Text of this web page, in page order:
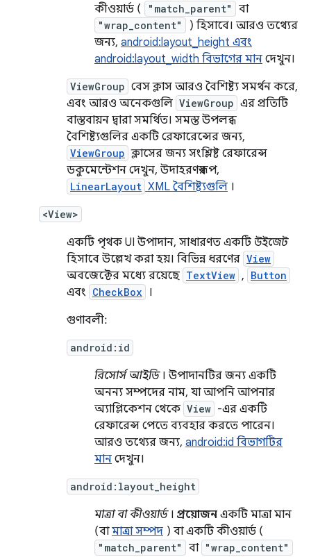
কীওয়ার্ড (
"match_parent" বা
"wrap_content"
) হিসাবে। আরও তথ্যের
জন্য, android:layout_height এবং
android:layout_width বিভাগের মান দেখুন।
ViewGroup বেস ক্লাস আরও বৈশিষ্ট্য সমর্থন করে,
এবং আরও অনেকগুলি ViewGroup এর প্রতিটি
বাস্তবায়ন দ্বারা সমর্থিত। সমস্ত উপলব্ধ
বৈশিষ্ট্যগুলির একটি রেফারেন্সের জন্য,
ViewGroup ক্লাসের জন্য সংশ্লিষ্ট রেফারেন্স
ডকুমেন্টেশন দেখুন, উদাহরণস্বরূপ,
LinearLayout XML বৈশিষ্ট্যগুলি ।
<View>
একটি পৃথক UI উপাদান, সাধারণত একটি উইজেট
হিসাবে উল্লেখ করা হয়। বিভিন্ন ধরণের View
অবজেক্টের মধ্যে রয়েছে TextView , Button
এবং CheckBox
।
গুণাবলী:
android:id
রিসোর্স আইডি। উপাদানটির জন্য একটি
অনন্য সম্পদের নাম, যা আপনি আপনার
অ্যাপ্লিকেশন থেকে View -এর একটি
রেফারেন্স পেতে ব্যবহার করতে পারেন।
আরও তথ্যের জন্য, android:id বিভাগটির
মান দেখুন।
android:layout_height
মাত্রা বা কীওয়ার্ড। প্রয়োজন একটি মাত্রা মান
(বামাত্রা সম্পদ ) বা একটি কীওয়ার্ড (
"match_parent" বা "wrap_content"